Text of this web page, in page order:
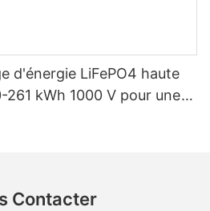
d'énergie LiFePO4 haute
kWh 1000 V pour une
Contacter